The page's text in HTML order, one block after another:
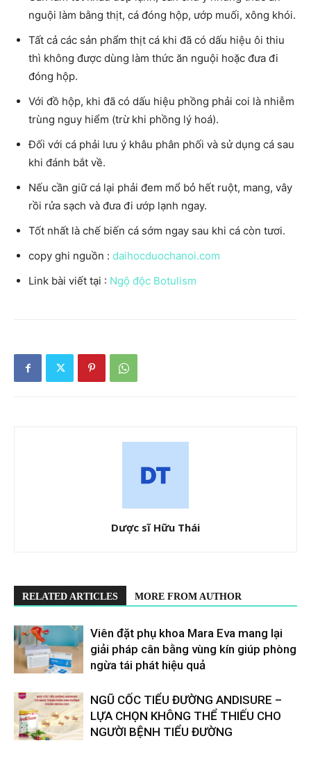
nguội làm bằng thịt, cá đóng hộp, ướp muối, xông khói.
Tất cả các sản phẩm thịt cá khi đã có dấu hiệu ôi thiu
thì không được dùng làm thức ăn nguội hoặc đưa đi
đóng hộp.
Với đồ hộp, khi đã có dấu hiệu phồng phải coi là nhiễm
trùng nguy hiểm (trừ khi phồng lý hoá).
Đối với cá phải lưu ý khâu phân phối và sử dụng cá sau
khi đánh bắt về.
Nếu cần giữ cá lại phải đem mổ bỏ hết ruột, mang, vây
rồi rửa sạch và đưa đi ướp lạnh ngay.
Tốt nhất là chế biến cá sớm ngay sau khi cá còn tươi.
copy ghi nguồn : daihocduochanoi.com
Link bài viết tại : Ngộ độc Botulism
Dược sĩ Hữu Thái
RELATED ARTICLES MORE FROM AUTHOR
Viên đặt phụ khoa Mara Eva mang lại
giải pháp cân bằng vùng kín giúp phòng
ngừa tái phát hiệu quả
​​NGŨ CỐC TIỂU ĐƯỜNG ANDISURE –
LỰA CHỌN KHÔNG THỂ THIẾU CHO
NGƯỜI BỆNH TIỂU ĐƯỜNG